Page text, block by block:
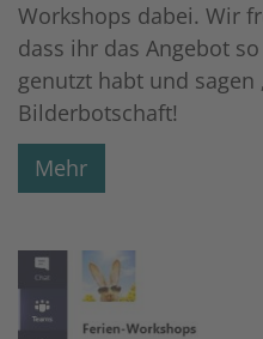
Workshops dabei. Wir
dass ihr das Angebot
genutzt habt und sagen
Bilderbotschaft!
Mehr